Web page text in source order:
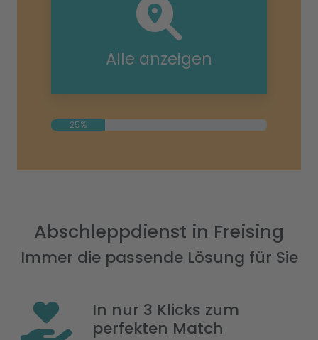
Alle anzeigen
25%
Abschleppdienst in Freising
Immer die passende Lösung für Sie
In nur 3 Klicks zum
perfekten Match